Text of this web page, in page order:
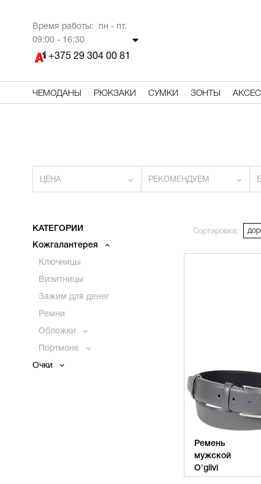
Время работы: пн - пт.
09:00 - 16:30
+375 29 304 00 81
ЧЕМОДАНЫ РЮКЗАКИ СУМКИ ЗОНТЫ
ЦЕНА РЕКОМЕНДУЕМ
КАТЕГОРИИ
Кожгалантерея
Ключницы
Визитницы
Зажим для денег
Ремни
Обложки
Портмоне
Очки
Сортировка:
Ремень
мужской
O'gilvi